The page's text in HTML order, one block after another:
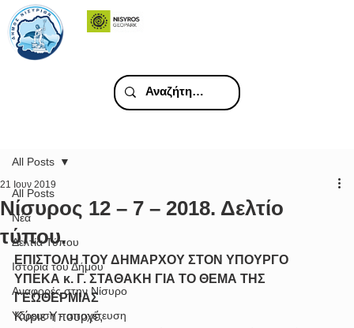
All Posts
Νέα
Δελτία Τύπου
Ιστορία του Δήμου
Αναφορές στην Νίσυρο
Υδρευση - αποχέτευση
All Posts
Νίσυρος 12 – 7 – 2018. Δελτίο
τύπου.
21 Ιουν 2019
ΕΠΙΣΤΟΛΗ ΤΟΥ ΔΗΜΑΡΧΟΥ ΣΤΟΝ ΥΠΟΥΡΓΟ
ΥΠΕΚΑ κ. Γ. ΣΤΑΘΑΚΗ ΓΙΑ ΤΟ ΘΕΜΑ ΤΗΣ
ΓΕΩΘΕΡΜΙΑΣ
Κύριε Υπουργέ,